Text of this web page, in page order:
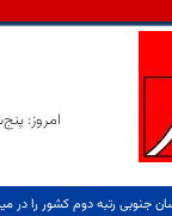
امروز: پنج‌شنبه 6
جنوبی رتبه دوم کشور را در